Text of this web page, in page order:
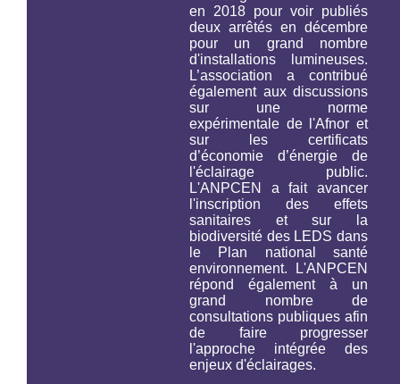
en 2018 pour voir publiés
deux arrêtés en décembre
pour un grand nombre
d'installations lumineuses.
L’association a contribué
également aux discussions
sur une norme
expérimentale de l'Afnor et
sur les certificats
d’économie d’énergie de
l'éclairage public.
L'ANPCEN a fait avancer
l'inscription des effets
sanitaires et sur la
biodiversité des LEDS dans
le Plan national santé
environnement. L'ANPCEN
répond également à un
grand nombre de
consultations publiques afin
de faire progresser
l'approche intégrée des
enjeux d'éclairages.